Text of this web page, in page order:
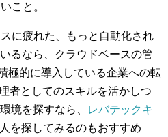
こと。
に疲れた、もっと自動化され
るなら、クラウドベースの管
極的に導入している企業への転
者としてのスキルを活かしつ
境を探すなら、 レバテックキ
を探してみるのもおすすめ